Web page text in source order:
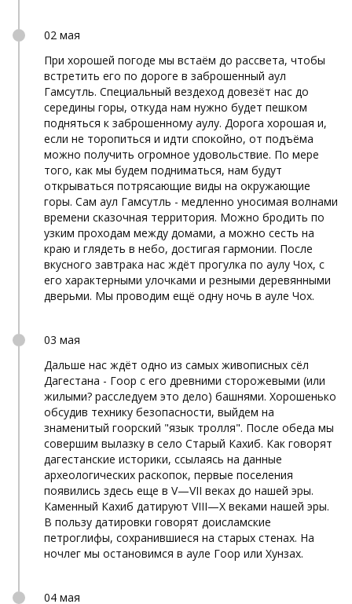
02 мая
При хорошей погоде мы встаём до рассвета, чтобы
встретить его по дороге в заброшенный аул
Гамсутль. Специальный вездеход довезёт нас до
середины горы, откуда нам нужно будет пешком
подняться к заброшенному аулу. Дорога хорошая и,
если не торопиться и идти спокойно, от подъёма
можно получить огромное удовольствие. По мере
того, как мы будем подниматься, нам будут
открываться потрясающие виды на окружающие
горы. Сам аул Гамсутль - медленно уносимая волнами
времени сказочная территория. Можно бродить по
узким проходам между домами, а можно сесть на
краю и глядеть в небо, достигая гармонии. После
вкусного завтрака нас ждёт прогулка по аулу Чох, с
его характерными улочками и резными деревянными
дверьми. Мы проводим ещё одну ночь в ауле Чох.
03 мая
Дальше нас ждёт одно из самых живописных сёл
Дагестана - Гоор с его древними сторожевыми (или
жилыми? расследуем это дело) башнями. Хорошенько
обсудив технику безопасности, выйдем на
знаменитый гоорский "язык тролля". После обеда мы
совершим вылазку в село Старый Кахиб. Как говорят
дагестанские историки, ссылаясь на данные
археологических раскопок, первые поселения
появились здесь еще в V—VII веках до нашей эры.
Каменный Кахиб датируют VIII—X веками нашей эры.
В пользу датировки говорят доисламские
петроглифы, сохранившиеся на старых стенах. На
ночлег мы остановимся в ауле Гоор или Хунзах.
04 мая